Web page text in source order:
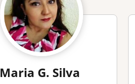
Maria G. Silva